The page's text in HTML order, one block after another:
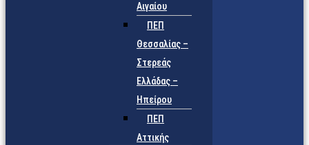
Αιγαίου
ΠΕΠ
Θεσσαλίας –
Στερεάς
Ελλάδας –
Ηπείρου
ΠΕΠ
Αττικής